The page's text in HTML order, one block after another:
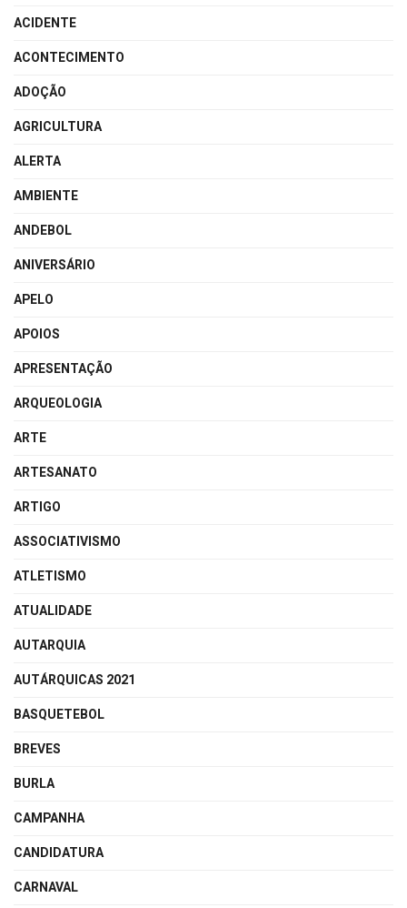
ACIDENTE
ACONTECIMENTO
ADOÇÃO
AGRICULTURA
ALERTA
AMBIENTE
ANDEBOL
ANIVERSÁRIO
APELO
APOIOS
APRESENTAÇÃO
ARQUEOLOGIA
ARTE
ARTESANATO
ARTIGO
ASSOCIATIVISMO
ATLETISMO
ATUALIDADE
AUTARQUIA
AUTÁRQUICAS 2021
BASQUETEBOL
BREVES
BURLA
CAMPANHA
CANDIDATURA
CARNAVAL